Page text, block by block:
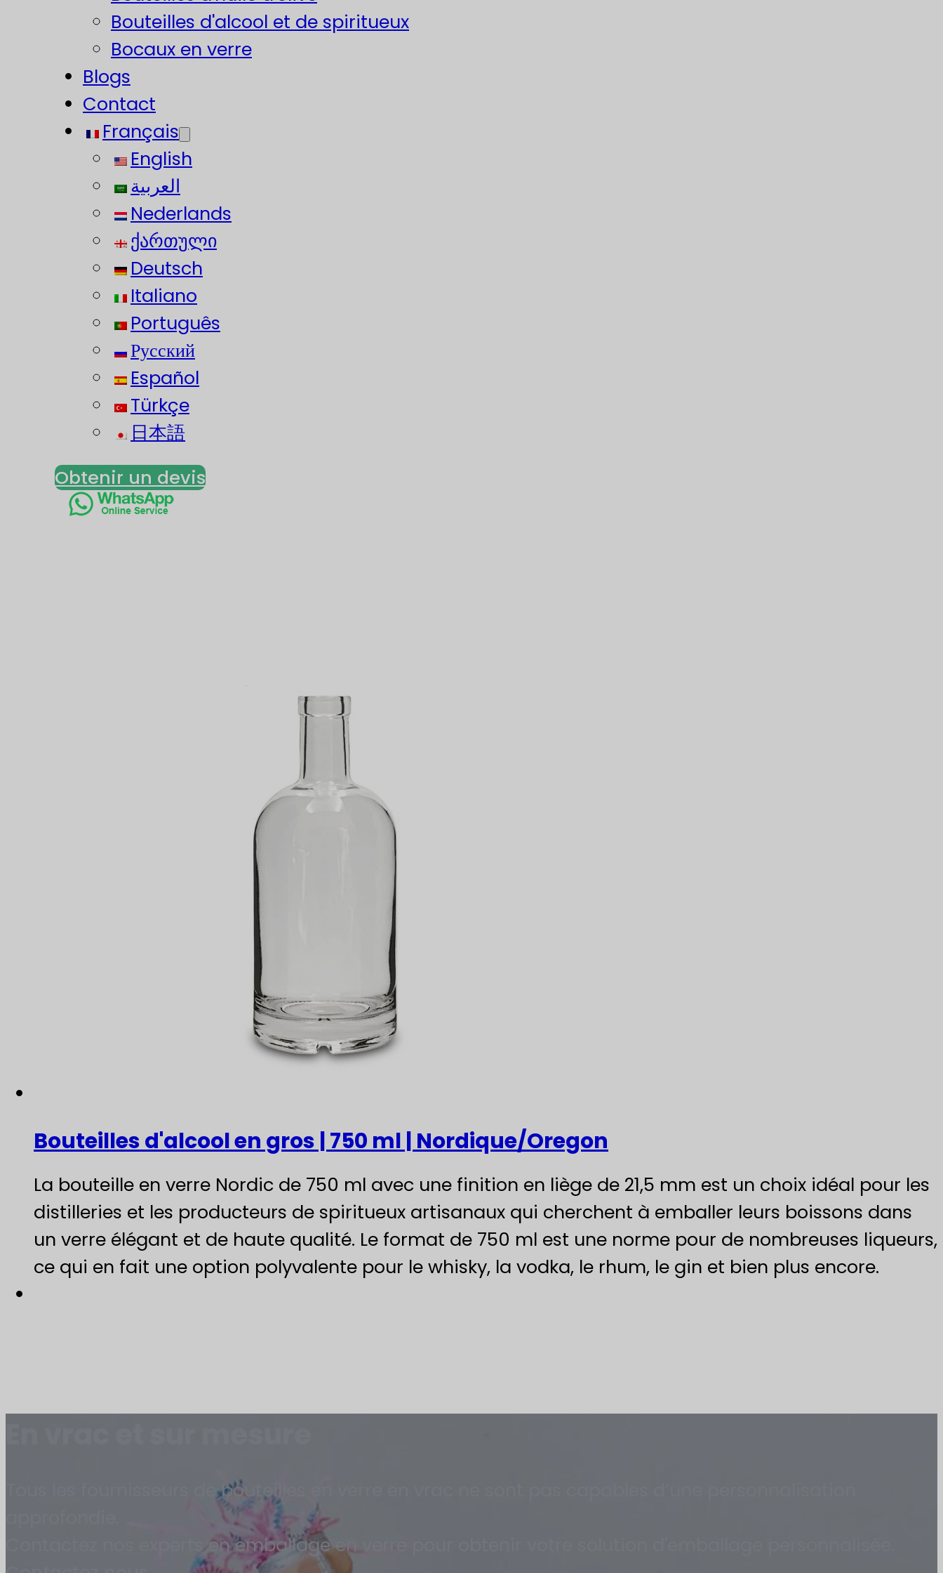
Bouteilles d'alcool et de spiritueux
Bocaux en verre
Blogs
Contact
Français
English
العربية
Nederlands
ქართული
Deutsch
Italiano
Português
Русский
Español
Türkçe
日本語
Obtenir un devis
Bouteilles d'alcool en gros | 750 ml | Nordique/Oregon
La bouteille en verre Nordic de 750 ml avec une finition en liège de 21,5 mm est un choix idéal pour les
distilleries et les producteurs de spiritueux artisanaux qui cherchent à emballer leurs boissons dans
un verre élégant et de haute qualité. Le format de 750 ml est une norme pour de nombreuses liqueurs,
ce qui en fait une option polyvalente pour le whisky, la vodka, le rhum, le gin et bien plus encore.
Tous les fournisseurs de bouteilles en verre en vrac ne sont pas capables d’une personnalisation
Contactez nos experts en emballage en verre pour obtenir votre solution d'emballage personnalisée.